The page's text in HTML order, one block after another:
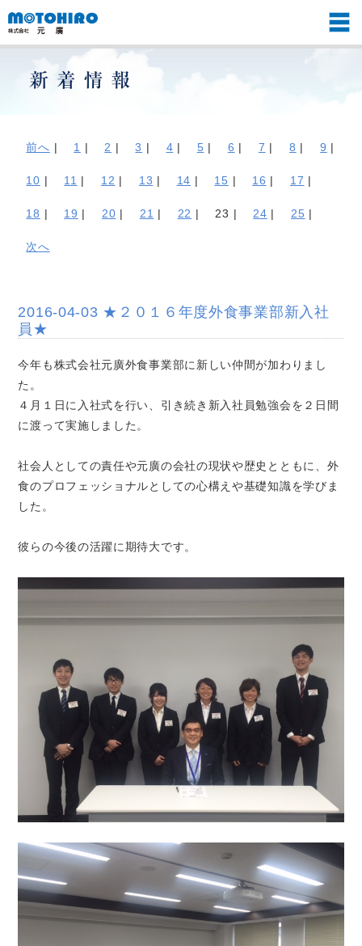
前へ | 1 | 2 | 3 | 4 | 5 | 6 | 7 | 8 | 9 |
10 | 11 | 12 | 13 | 14 | 15 | 16 | 17 |
18 | 19 | 20 | 21 | 22 | 23 | 24 | 25 |
次へ
2016-04-03 ★２０１６年度外食事業部新入社
員★
今年も株式会社元廣外食事業部に新しい仲間が加わりまし
た。
４月１日に入社式を行い、引き続き新入社員勉強会を２日間
に渡って実施しました。
社会人としての責任や元廣の会社の現状や歴史とともに、外
食のプロフェッショナルとしての心構えや基礎知識を学びま
した。
彼らの今後の活躍に期待大です。